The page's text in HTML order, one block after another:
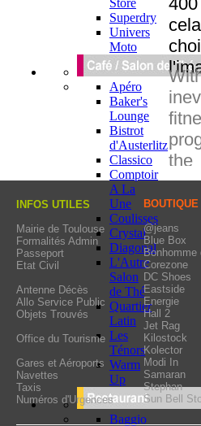
the
et
Store
Superdry
Univers
Moto
Apéro
Baker's
Lounge
Bistrot
d'Austerlitz
Classico
Comptoir
A La
Une
Coulisses
Crystal
Diagonal
L'Autre
Salon
de Thé
Quartier
Latin
Les
Ténors
Warm
Up
Baggio
INFOS UTILES
Mairie de Toulouse
Formalités Admin
Passeport
Etat Civil
Antenne Décès
Allo Service Public
Objets Trouvés
Office du Tourisme
Gares et Aéroports
Navettes
Taxis
Numéros d'Urgences
BOUTIQUE
@jeans
Blue Box
Bonhomme
Corezone
DC Shoes
Eastside
Energie
Hall 2
Jet Rag
Kilostock
Kolector
Modi In
Samaran
Stephan
Sun Bell